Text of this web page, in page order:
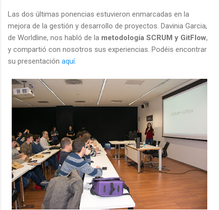
Las dos últimas ponencias estuvieron enmarcadas en la
mejora de la gestión y desarrollo de proyectos. Davinia Garcia,
de Worldline, nos habló de la metodología SCRUM y GitFlow,
y compartió con nosotros sus experiencias. Podéis encontrar
su presentación aquí.